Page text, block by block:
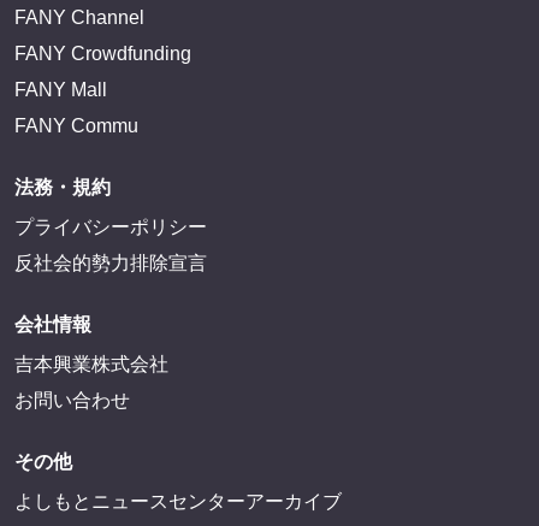
FANY Channel
FANY Crowdfunding
FANY Mall
FANY Commu
法務・規約
プライバシーポリシー
反社会的勢力排除宣言
会社情報
吉本興業株式会社
お問い合わせ
その他
よしもとニュースセンターアーカイブ